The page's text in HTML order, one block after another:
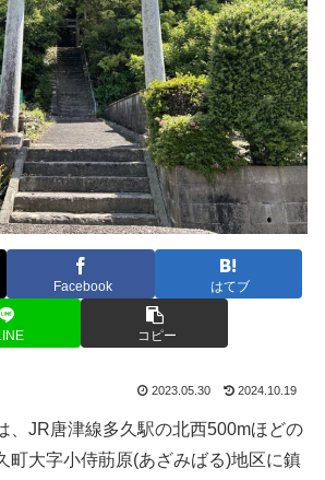
Facebook はてブ
コピー
2023.05.30 2024.10.19
、JR唐津線多久駅の北西500mほどの
町大字小侍荕原(あざみばる)地区に鎮